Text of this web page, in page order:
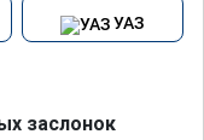
УАЗ
заслонок